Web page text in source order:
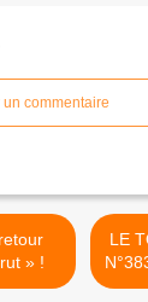
un commentaire
» !
LE